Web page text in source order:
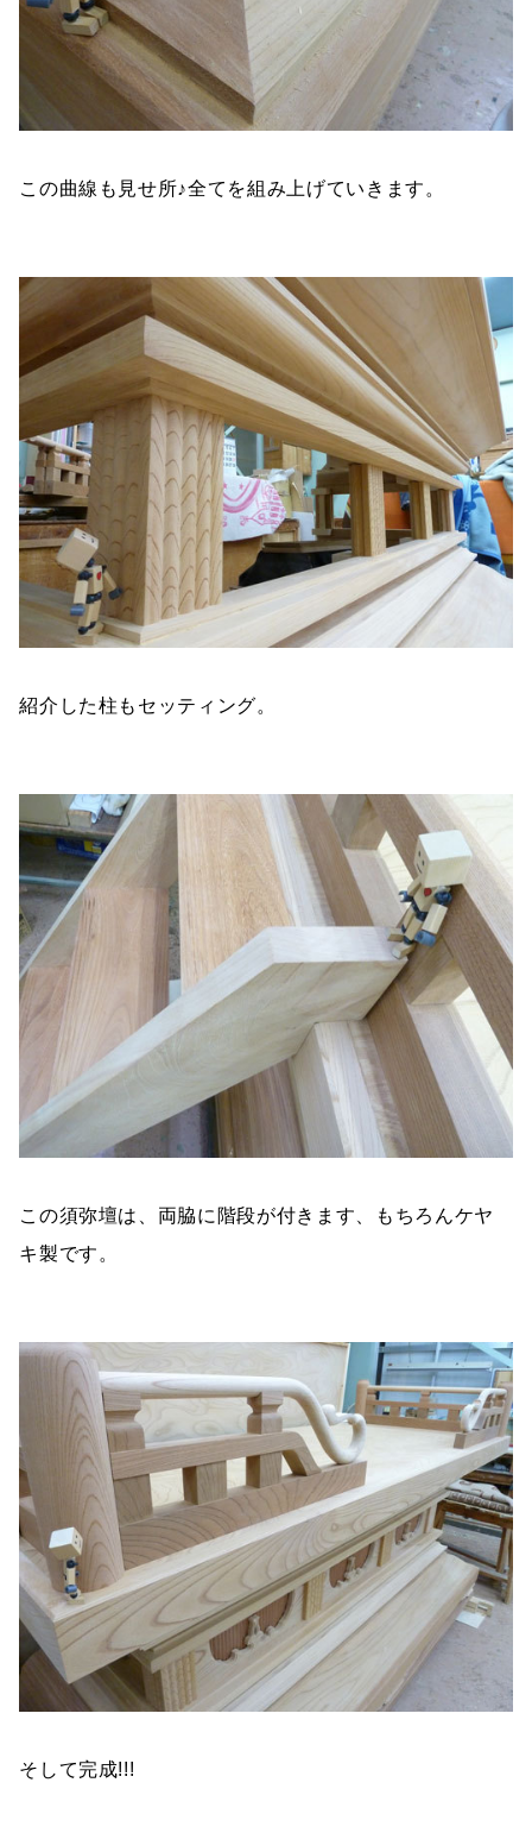
この曲線も見せ所♪全てを組み上げていきます。
紹介した柱もセッティング。
この須弥壇は、両脇に階段が付きます、もちろんケヤ
キ製です。
そして完成!!!